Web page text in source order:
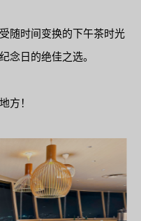
随时间变换的下午茶时光
念日的绝佳之选。
方！